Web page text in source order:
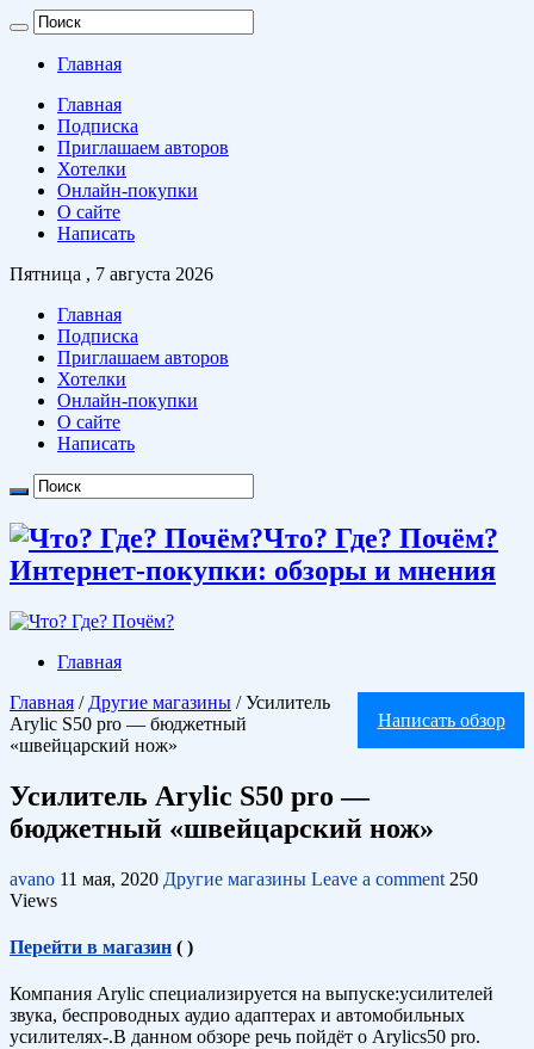
Главная
Главная
Подписка
Приглашаем авторов
Хотелки
Онлайн-покупки
О сайте
Написать
Пятница , 7 августа 2026
Главная
Подписка
Приглашаем авторов
Хотелки
Онлайн-покупки
О сайте
Написать
Что? Где? Почём?
Интернет-покупки: обзоры и мнения
Главная
Написать обзор
Главная / Другие магазины / Усилитель
Arylic S50 pro — бюджетный
«швейцарский нож»
Усилитель Arylic S50 pro —
бюджетный «швейцарский нож»
avano 11 мая, 2020 Другие магазины Leave a comment 250
Views
Перейти в магазин ( )
Компания Arylic специализируется на выпуске:усилителей
звука, беcпроводных аудио адаптерах и автомобильных
усилителях-.В данном обзоре речь пойдёт о Arylics50 pro.